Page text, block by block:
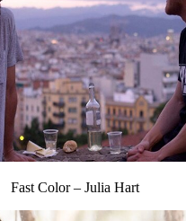
Fast Color – Julia Hart